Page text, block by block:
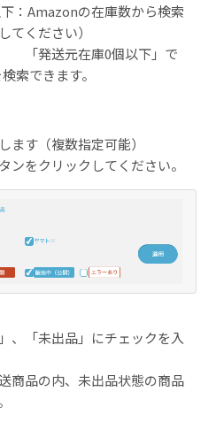
：Amazonの在庫数から検索
てください）
0個以下」で
索できます。
ます（複数指定可能）
ンをクリックしてください。
、「未出品」にチェックを入
品の内、未出品状態の商品